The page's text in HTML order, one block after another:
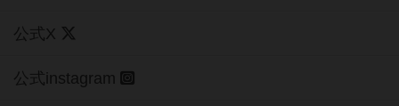
公式X
公式instagram